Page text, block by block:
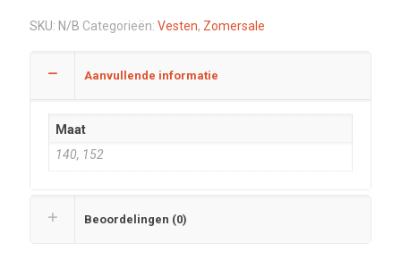
SKU: N/B Categorieën: Vesten, Zomersale
Aanvullende informatie
Maat
140, 152
Beoordelingen (0)